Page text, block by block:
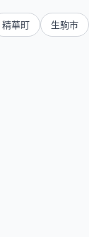
精華町 生駒市